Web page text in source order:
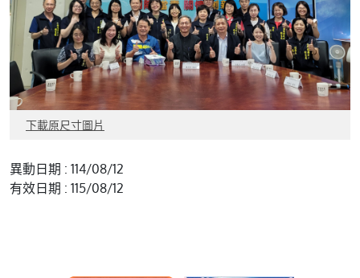
下載原尺寸圖片
異動日期 : 114/08/12
有效日期 : 115/08/12